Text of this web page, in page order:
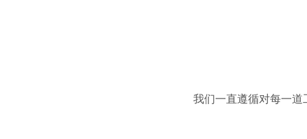
我们一直遵循对每一